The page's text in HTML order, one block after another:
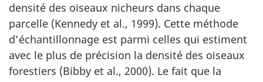
densité des oiseaux nicheurs dans chaque
parcelle (Kennedy et al., 1999). Cette méthode
d’échantillonnage est parmi celles qui estiment
avec le plus de précision la densité des oiseaux
forestiers (Bibby et al., 2000). Le fait que la